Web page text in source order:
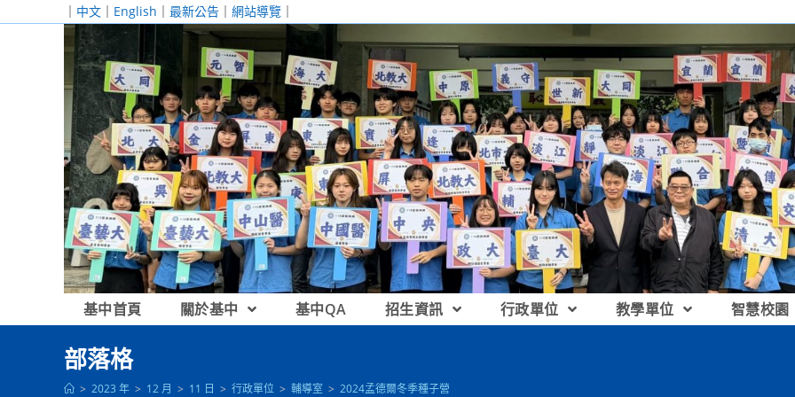
｜ 中文 ｜ English ｜ 最新公告 ｜ 網站導覽 ｜
基中首頁 關於基中 基中QA 招生資訊 行政單位 教學單位 智慧校園
部落格
> 2023 年 > 12 月 > 11 日 > 行政單位 > 輔導室 > 2024孟德爾冬季種子營